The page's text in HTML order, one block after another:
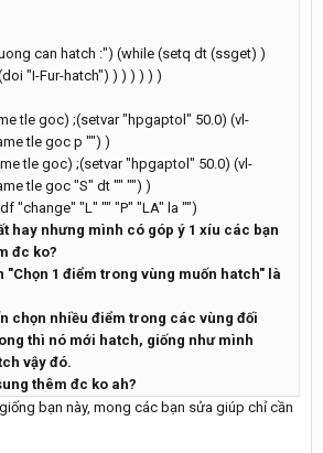
can hatch :") (while (setq dt (ssget) )
"I-Fur-hatch") ) ) ) ) ) )
tle goc) ;(setvar "hpgaptol" 50.0) (vl-
tle goc p "") )
tle goc) ;(setvar "hpgaptol" 50.0) (vl-
tle goc "S" dt "" "") )
"change" "L" "" "P" "LA" la "")
hay nhưng mình có góp ý 1 xíu các bạn
đc ko?
"Chọn 1 điểm trong vùng muốn hatch" là
chọn nhiều điểm trong các vùng đối
thì nó mới hatch, giống như mình
vậy đó.
thêm đc ko ah?
bạn này, mong các bạn sửa giúp chỉ cần